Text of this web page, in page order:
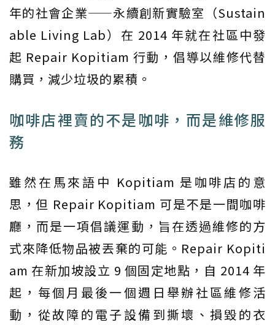
年的社會企業——永續創新實驗室（Sustain
able Living Lab）在 2014 年就在社區中發
起 Repair Kopitiam 行動，倡導以維修代替
購買，減少垃圾的累積。
咖啡店裡賣的不是咖啡，而是維修服
務
雖然在馬來語中 Kopitiam 是咖啡店的意
思，但 Repair Kopitiam 可是不是一間咖啡
廳，而是一項倡議運動，旨在透過維修的方
式來降低物品被丟棄的可能。Repair Kopiti
am 在新加坡設立 9 個固定地點，自 2014 年
起，每個月最後一個週日舉辦社區維修活
動，從故障的電子設備到撕壞、損毀的衣